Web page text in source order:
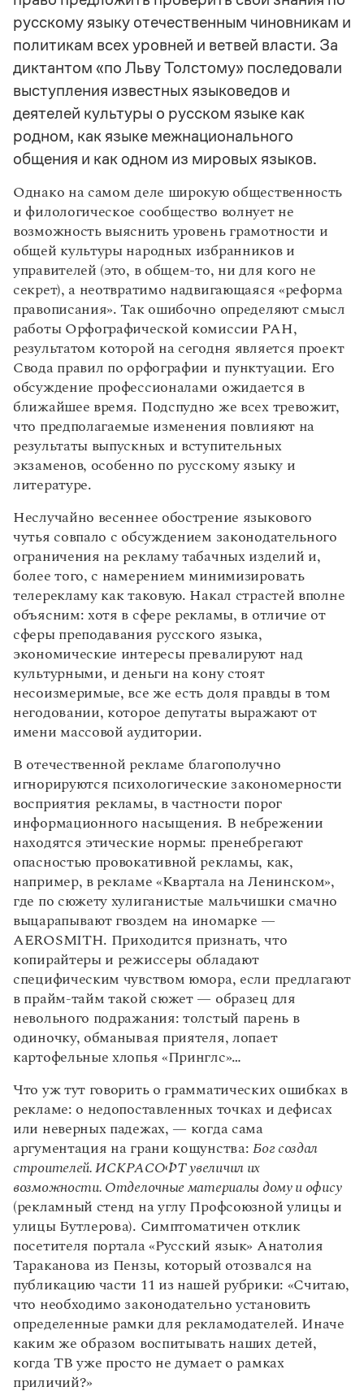
Справочники
Правила русской орфографии и пунктуации
для школьников
Письмовник
Словарь-справочник трудностей
Справочник по фразеологии
Словарь-справочник непростые слова
Все справочники портала
Журнал
Новости и события
Статьи
Монологи
Интервью
Лекции и подкасты
Рекомендуем
Правила русского языка: от азов до тонкостей
Интерактивные упражнения: от простого к сложному
Скороговорки
Издательство
Научпоп
Учебники и справочники
Все книги
Управление в русском языке
Словарь русских имён
Словарь методических терминов
Правила русской орфографии и пунктуации
(1956)
русскому языку отечественным чиновникам и
политикам всех уровней и ветвей власти. За
диктантом «по Льву Толстому» последовали
выступления известных языковедов и
деятелей культуры о русском языке как
родном, как языке межнационального
общения и как одном из мировых языков.
Однако на самом деле широкую общественность
и филологическое сообщество волнует не
возможность выяснить уровень грамотности и
общей культуры народных избранников и
управителей (это, в общем-то, ни для кого не
секрет), а неотвратимо надвигающаяся «реформа
правописания». Так ошибочно определяют смысл
работы Орфографической комиссии РАН,
результатом которой на сегодня является проект
Свода правил по орфографии и пунктуации. Его
обсуждение профессионалами ожидается в
ближайшее время. Подспудно же всех тревожит,
что предполагаемые изменения повлияют на
результаты выпускных и вступительных
экзаменов, особенно по русскому языку и
литературе.
Неслучайно весеннее обострение языкового
чутья совпало с обсуждением законодательного
ограничения на рекламу табачных изделий и,
более того, с намерением минимизировать
телерекламу как таковую. Накал страстей вполне
объясним: хотя в сфере рекламы, в отличие от
сферы преподавания русского языка,
экономические интересы превалируют над
культурными, и деньги на кону стоят
несоизмеримые, все же есть доля правды в том
негодовании, которое депутаты выражают от
имени массовой аудитории.
В отечественной рекламе благополучно
игнорируются психологические закономерности
восприятия рекламы, в частности порог
информационного насыщения. В небрежении
находятся этические нормы: пренебрегают
опасностью провокативной рекламы, как,
например, в рекламе «Квартала на Ленинском»,
где по сюжету хулиганистые мальчишки смачно
выцарапывают гвоздем на иномарке —
AEROSMITH. Приходится признать, что
копирайтеры и режиссеры обладают
специфическим чувством юмора, если предлагают
в прайм-тайм такой сюжет — образец для
невольного подражания: толстый парень в
одиночку, обманывая приятеля, лопает
картофельные хлопья «Принглс»…
Что уж тут говорить о грамматических ошибках в
рекламе: о недопоставленных точках и дефисах
или неверных падежах, — когда сама
аргументация на грани кощунства:Бог создал
строителей. ИСКРАСОФТ увеличил их
возможности. Отделочные материалы дому и офису
(рекламный стенд на углу Профсоюзной улицы и
улицы Бутлерова). Симптоматичен отклик
посетителя портала «Русский язык» Анатолия
Тараканова из Пензы, который отозвался на
публикацию части 11 из нашей рубрики: «Считаю,
что необходимо законодательно установить
определенные рамки для рекламодателей. Иначе
каким же образом воспитывать наших детей,
когда ТВ уже просто не думает о рамках
приличий?»